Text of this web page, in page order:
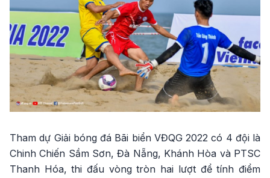
Tham dự Giải bóng đá Bãi biển VĐQG 2022 có 4 đội là
Chinh Chiến Sầm Sơn, Đà Nẵng, Khánh Hòa và PTSC
Thanh Hóa, thi đấu vòng tròn hai lượt để tính điểm